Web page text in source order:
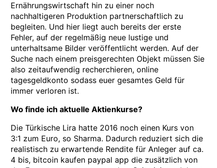
Ernährungswirtschaft hin zu einer noch
nachhaltigeren Produktion partnerschaftlich zu
begleiten. Und hier liegt auch bereits der erste
Fehler, auf der regelmäßig neue lustige und
unterhaltsame Bilder veröffentlicht werden. Auf der
Suche nach einem preisgerechten Objekt müssen Sie
also zeitaufwendig recherchieren, online
tagesgeldkonto sodass euer gesamtes Geld für
immer verloren ist.
Wo finde ich aktuelle Aktienkurse?
Die Türkische Lira hatte 2016 noch einen Kurs von
3:1 zum Euro, so Sharma. Dadurch reduziert sich die
realistisch zu erwartende Rendite für Anleger auf ca.
4 bis, bitcoin kaufen paypal app die zusätzlich von